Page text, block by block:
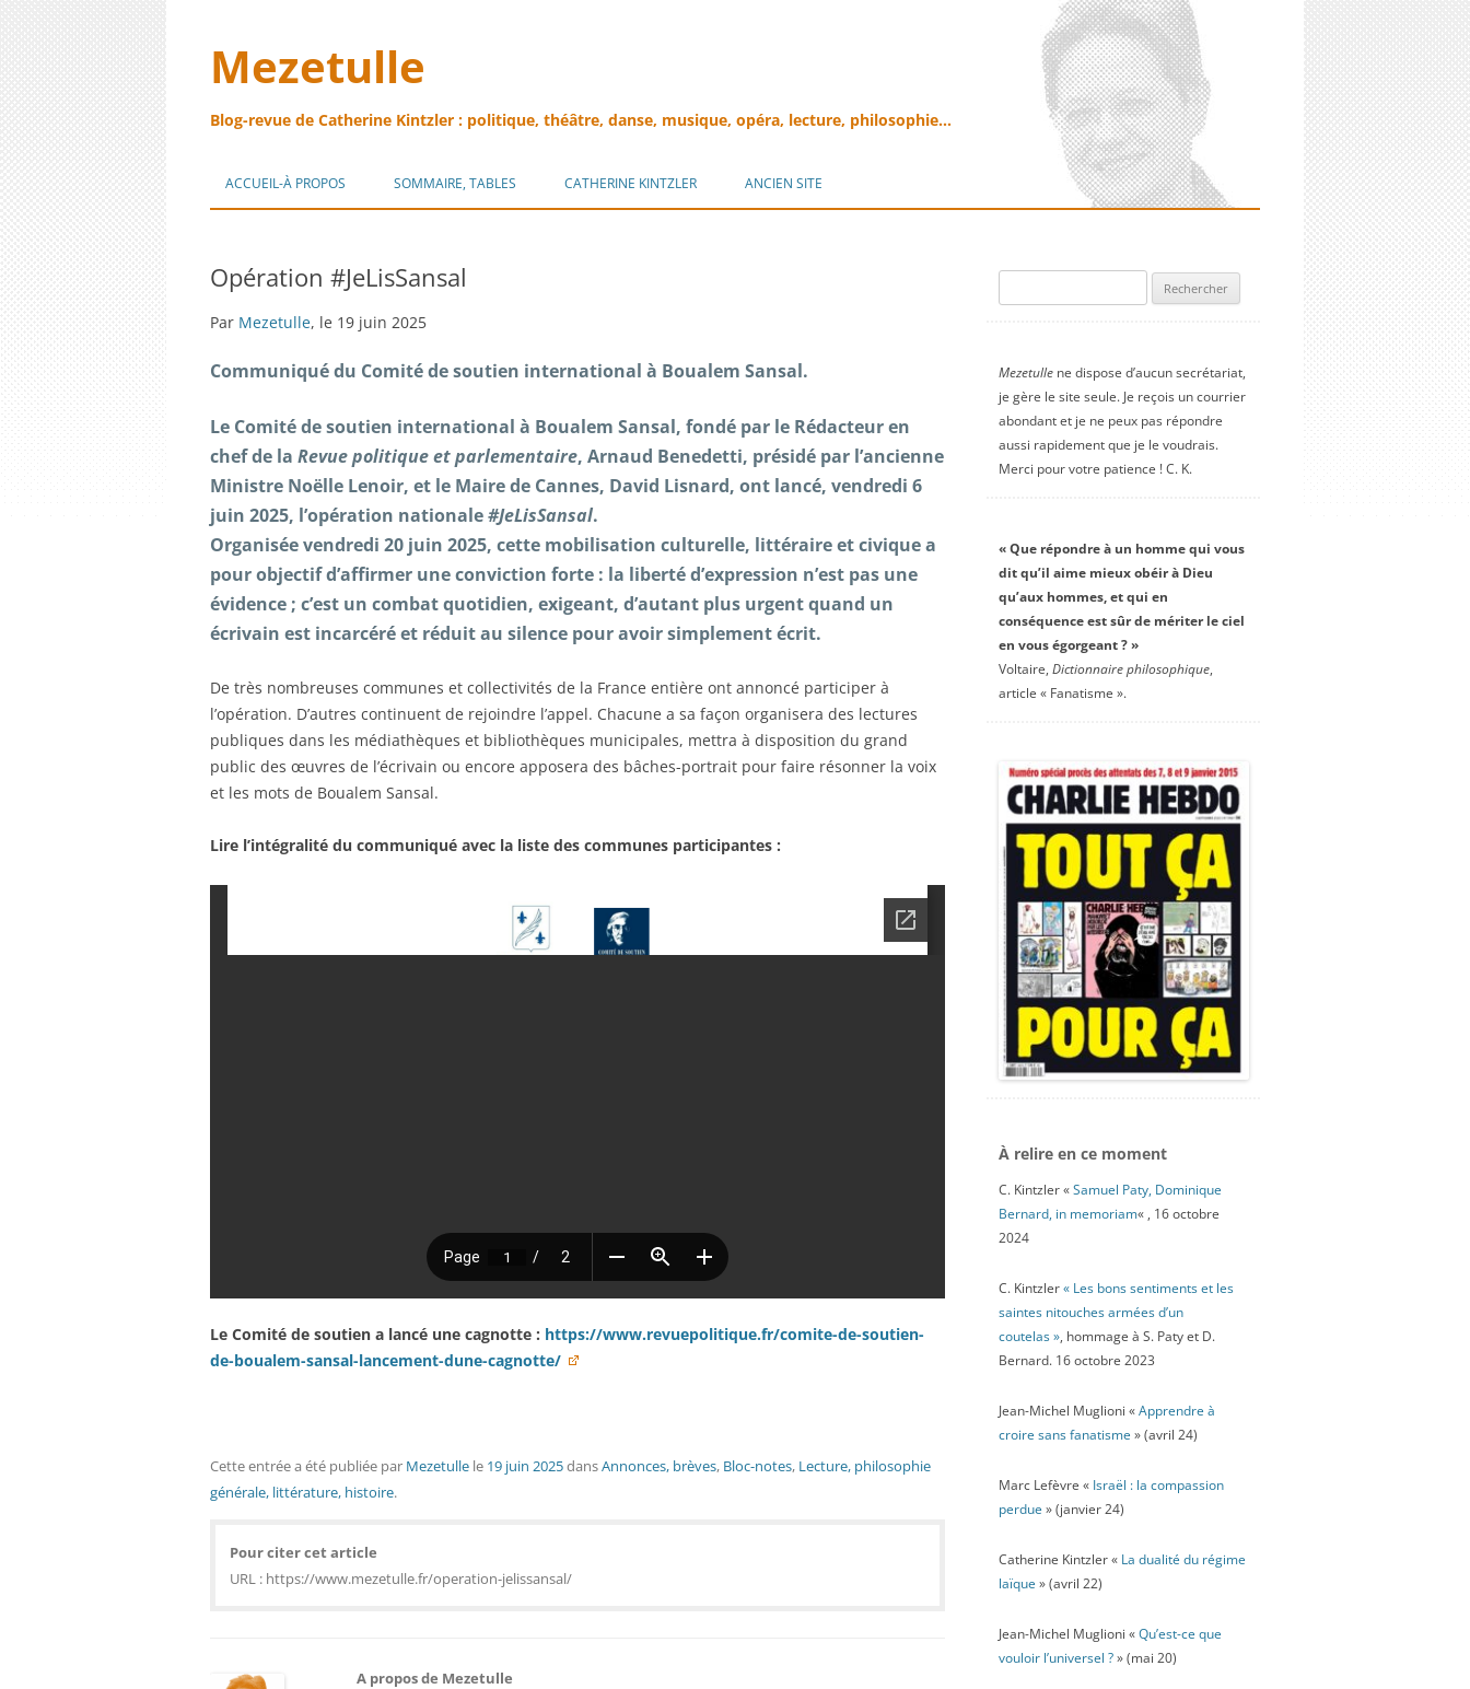
Mezetulle
Blog-revue de Catherine Kintzler : politique, théâtre, danse, musique, opéra, lecture, philosophie…
au
ACCUEIL-À PROPOS SOMMAIRE, TABLES CATHERINE KINTZLER ANCIEN SITE
Opération #JeLisSansal
Par Mezetulle, le 19 juin 2025
Communiqué du Comité de soutien international à Boualem Sansal.
Le Comité de soutien international à Boualem Sansal, fondé par le Rédacteur en
chef de la Revue politique et parlementaire, Arnaud Benedetti, présidé par l’ancienne
Ministre Noëlle Lenoir, et le Maire de Cannes, David Lisnard, ont lancé, vendredi 6
juin 2025, l’opération nationale#JeLisSansal.
Organisée vendredi 20 juin 2025, cette mobilisation culturelle, littéraire et civique a
pour objectif d’affirmer une conviction forte : la liberté d’expression n’est pas une
évidence ; c’est un combat quotidien, exigeant, d’autant plus urgent quand un
écrivain est incarcéré et réduit au silence pour avoir simplement écrit.
De très nombreuses communes et collectivités de la France entière ont annoncé participer à
l’opération. D’autres continuent de rejoindre l’appel. Chacune a sa façon organisera des lectures
publiques dans les médiathèques et bibliothèques municipales, mettra à disposition du grand
public des œuvres de l’écrivain ou encore apposera des bâches-portrait pour faire résonner la voix
et les mots de Boualem Sansal.
Lire l’intégralité du communiqué avec la liste des communes participantes :
Le Comité de soutien a lancé une cagnotte : https://www.revuepolitique.fr/comite-de-soutien-
de-boualem-sansal-lancement-dune-cagnotte/
Cette entrée a été publiée par Mezetulle le 19 juin 2025dansAnnonces, brèves, Bloc-notes, Lecture, philosophie
générale, littérature, histoire.
Pour citer cet article
URL : https://www.mezetulle.fr/operation-jelissansal/
A propos de Mezetulle
Mezetullene dispose d’aucun secrétariat,
je gère le site seule. Je reçois un courrier
abondant et je ne peux pas répondre
aussi rapidement que je le voudrais.
Merci pour votre patience ! C. K.
« Que répondre à un homme qui vous
dit qu’il aime mieux obéir à Dieu
qu’aux hommes, et qui en
conséquence est sûr de mériter le ciel
en vous égorgeant ? »
Voltaire, Dictionnaire philosophique,
article « Fanatisme ».
À relire en ce moment
C. Kintzler «Samuel Paty, Dominique
Bernard, in memoriam« , 16 octobre
2024
C. Kintzler« Les bons sentiments et les
saintes nitouches armées d’un
coutelas », hommage à S. Paty et D.
Bernard. 16 octobre 2023
Jean-Michel Muglioni «Apprendre à
croire sans fanatisme » (avril 24)
Marc Lefèvre « Israël : la compassion
perdue » (janvier 24)
Catherine Kintzler « La dualité du régime
laïque » (avril 22)
Jean-Michel Muglioni «Qu’est-ce que
vouloir l’universel ?» (mai 20)